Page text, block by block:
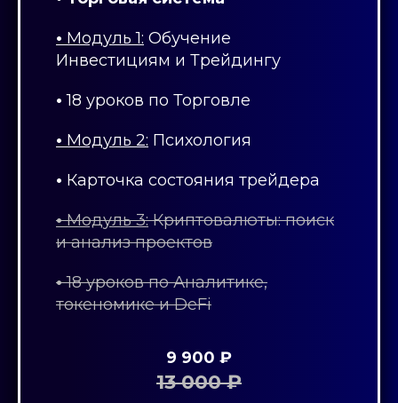
• Модуль 1: Обучение
Инвестициям и Трейдингу
•18 уроков по Торговле
• Модуль 2: Психология
• Карточка состояния трейдера
•Модуль 3:Криптовалюты: поиск
и анализ проектов
•18 уроков по Аналитике,
токеномике и DeFi
9 900 ₽
13 000 ₽